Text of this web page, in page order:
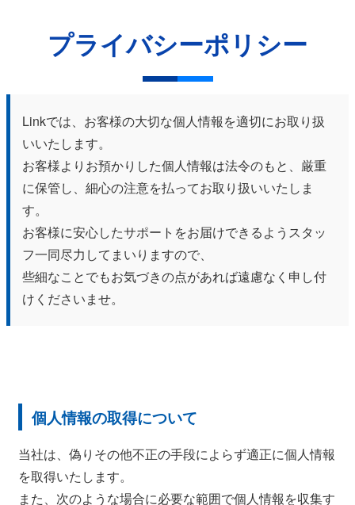
プライバシーポリシー
Linkでは、お客様の大切な個人情報を適切にお取り扱
いいたします。
お客様よりお預かりした個人情報は法令のもと、厳重
に保管し、細心の注意を払ってお取り扱いいたしま
す。
お客様に安心したサポートをお届けできるようスタッ
フ一同尽力してまいりますので、
些細なことでもお気づきの点があれば遠慮なく申し付
けくださいませ。
個人情報の取得について
当社は、偽りその他不正の手段によらず適正に個人情報
を取得いたします。
また、次のような場合に必要な範囲で個人情報を収集す